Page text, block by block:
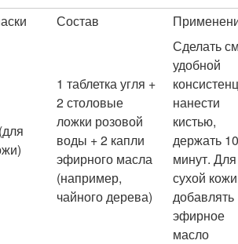
Состав
1 таблетка угля +
2 столовые
ложки розовой
воды + 2 капли
эфирного масла
(например,
чайного дерева)
Сделать
удобной
нанести
кистью,
держать 10
минут. Для
сухой
добавлять
эфирное
масло